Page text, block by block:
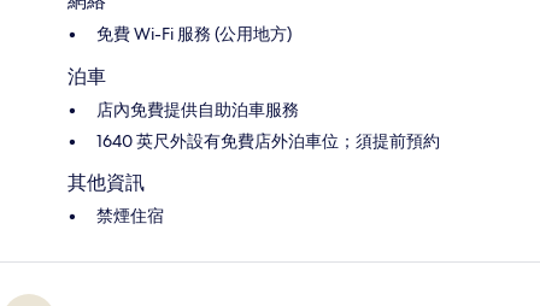
免費 Wi-Fi 服務 (公用地方)
泊車
店內免費提供自助泊車服務
1640 英尺外設有免費店外泊車位；須提前預約
其他資訊
禁煙住宿